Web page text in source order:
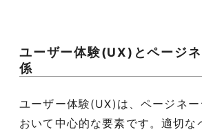
ユーザー体験(UX)とページ
係
ユーザー体験(UX)は、ページネ
おいて中心的な要素です。適切な